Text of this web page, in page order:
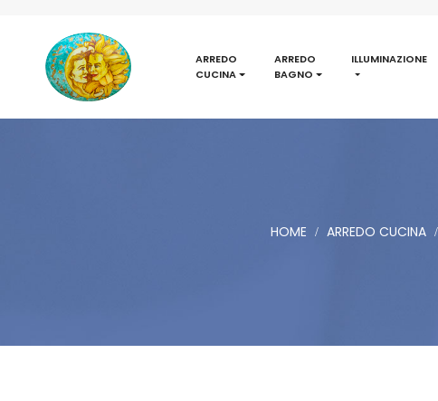
ARREDO
CUCINA
ARREDO
BAGNO
ILLUMINAZIONE
HOME ARREDO CUCINA